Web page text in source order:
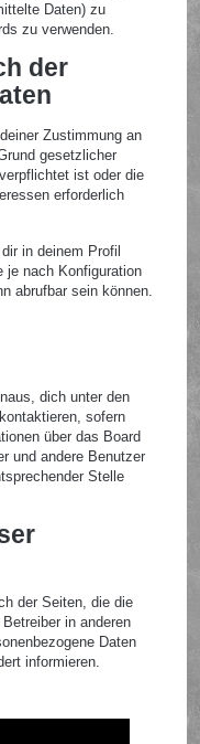
Daten) zu
zu verwenden.
der
Zustimmung an
gesetzlicher
ist oder die
erforderlich
in deinem Profil
je nach Konfiguration
abrufbar sein können.
dich unter den
sofern
über das Board
und andere Benutzer
Stelle
der Seiten, die die
in anderen
Daten
informieren.